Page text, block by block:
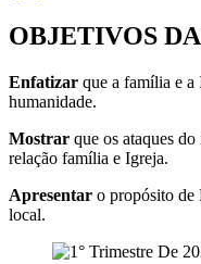
OBJETIVOS
Enfatizar que a família e a
humanidade.
Mostrar que os ataques
relação família e Igreja.
Apresentar o propósito de
local.